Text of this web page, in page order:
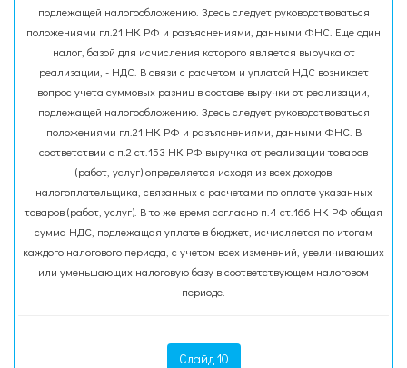
подлежащей налогообложению. Здесь следует руководствоваться
положениями гл.21 НК РФ и разъяснениями, данными ФНС. Еще один
налог, базой для исчисления которого является выручка от
реализации, - НДС. В связи с расчетом и уплатой НДС возникает
вопрос учета суммовых разниц в составе выручки от реализации,
подлежащей налогообложению. Здесь следует руководствоваться
положениями гл.21 НК РФ и разъяснениями, данными ФНС. В
соответствии с п.2 ст.153 НК РФ выручка от реализации товаров
(работ, услуг) определяется исходя из всех доходов
налогоплательщика, связанных с расчетами по оплате указанных
товаров (работ, услуг). В то же время согласно п.4 ст.166 НК РФ общая
сумма НДС, подлежащая уплате в бюджет, исчисляется по итогам
каждого налогового периода, с учетом всех изменений, увеличивающих
или уменьшающих налоговую базу в соответствующем налоговом
периоде.
Слайд 10